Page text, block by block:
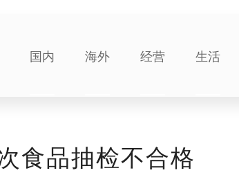
国内 海外 经营 生活
食品抽检不合格